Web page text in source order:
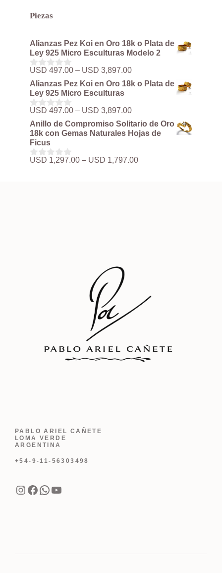
Piezas
Alianzas Pez Koi en Oro 18k o Plata de
Ley 925 Micro Esculturas Modelo 2
0
d
e
5
USD 497.00 – USD 3,897.00Rango
de
precios:
USD 497.00
USD 3,897.00
Alianzas Pez Koi en Oro 18k o Plata de
Ley 925 Micro Esculturas
0
d
e
5
USD 497.00 – USD 3,897.00Rango
de
precios:
desde
hasta
Anillo de Compromiso Solitario de Oro
18k con Gemas Naturales Hojas de
Ficus
0
USD 1,297.00 – USD 1,797.00Rango
PABLO ARIEL CAÑETE
LOMA VERDE
ARGENTINA
+54-9-11-56303498
Instagram
Facebook
WhatsApp
YouTube